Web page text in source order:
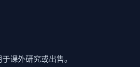
课外研究或出售。